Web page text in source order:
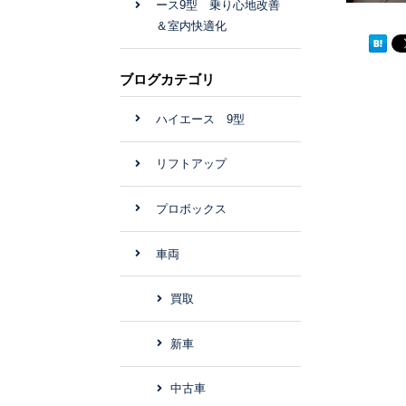
ース9型 乗り心地改善
＆室内快適化
ブログカテゴリ
ハイエース 9型
リフトアップ
プロボックス
車両
買取
新車
中古車